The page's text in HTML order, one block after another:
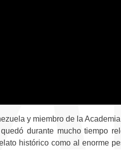
y miembro de la
durante mucho tiempo
histórico como al enorme